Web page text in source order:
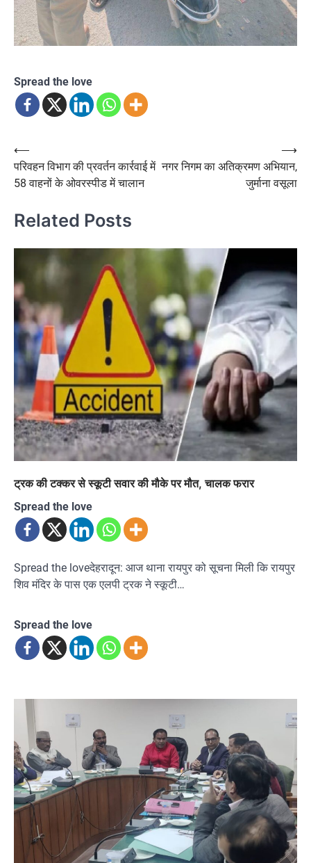
Spread the love
Post
navigation
⟵
परिवहन विभाग की प्रवर्तन कार्रवाई में
58 वाहनों के ओवरस्पीड में चालान
नगर निगम का अतिक्रमण अभियान,
जुर्माना वसूला
⟶
Related Posts
ट्रक की टक्कर से स्कूटी सवार की मौके पर मौत, चालक फरार
Spread the love
Spread the loveदेहरादून: आज थाना रायपुर को सूचना मिली कि रायपुर
शिव मंदिर के पास एक एलपी ट्रक ने स्कूटी…
Spread the love